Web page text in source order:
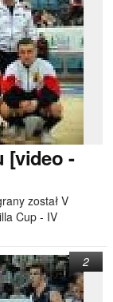
[video -
został V
Cup - IV
2